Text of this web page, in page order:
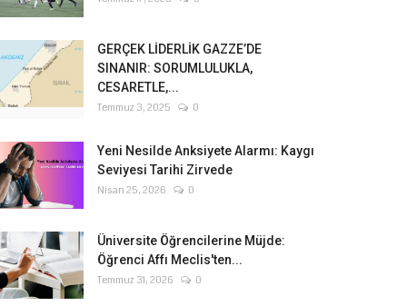
GERÇEK LİDERLİK GAZZE’DE
SINANIR: SORUMLULUKLA,
CESARETLE,...
Temmuz 3, 2025 0
Yeni Nesilde Anksiyete Alarmı: Kaygı
Seviyesi Tarihi Zirvede
Nisan 25, 2026 0
Üniversite Öğrencilerine Müjde:
Öğrenci Affı Meclis'ten...
Temmuz 31, 2026 0